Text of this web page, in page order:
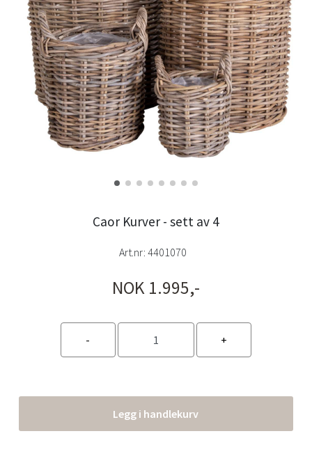
Caor Kurver - sett av 4
Art.nr: 4401070
NOK 1.995,-
Legg i handlekurv